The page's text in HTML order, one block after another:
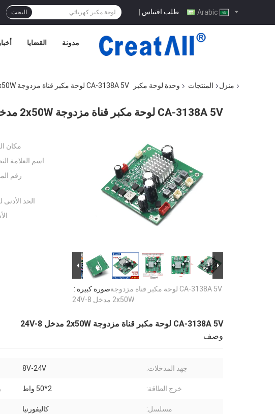
طلب اقتباس | البحث
أخبار القضايا مدونة
منزل المنتجات وحدة لوحة مكبر CA-3138A 5V لوحة مكبر قناة مزدوجة 2x50W مدخل 8-24V
CA-3138A 5V لوحة مكبر قناة مزدوجة 2x50W مدخل 8-24V
صورة كبيرة :CA-3138A 5V لوحة مكبر قناة مزدوجة
2x50W مدخل 8-24V
مكان
اسم العلامة
رقم
الحد الأدنى
CA-3138A 5V لوحة مكبر قناة مزدوجة 2x50W مدخل 8-24V
وصف
جهد المدخلات: 8V-24V
خرج الطاقة: 2*50 واط
مسلسل: كاليفورنيا